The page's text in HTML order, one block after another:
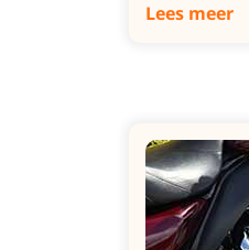
Lees meer